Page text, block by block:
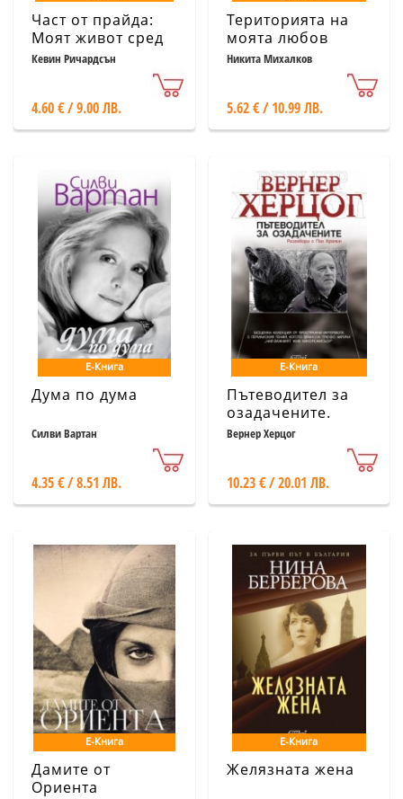
Част от прайда:
Моят живот сред
големите котки на
Кевин Ричардсън
4.60 € / 9.00 ЛВ.
Територията на
моята любов
Никита Михалков
5.62 € / 10.99 ЛВ.
Е-Книга
Дума по дума
Силви Вартан
4.35 € / 8.51 ЛВ.
Е-Книга
Пътеводител за
озадачените.
Разговори с Пол
Вернер Херцог
10.23 € / 20.01 ЛВ.
Е-Книга
Дамите от
Ориента
Е-Книга
Желязната жена